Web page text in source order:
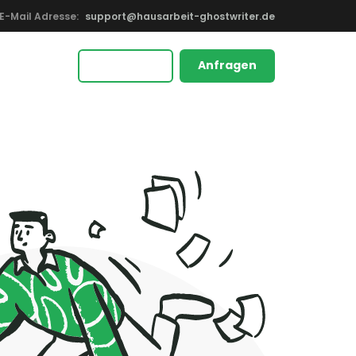
E-Mail Adresse: support@hausarbeit-ghostwriter.de
Anfragen